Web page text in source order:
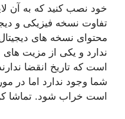
خود نصب کنید که به آن
تفاوت نسخه فیزیکی و
محتوای نسخه های
ندارد و یکی از مزیت
است که تاریخ انقضا
شما وجود ندارد اما در
است خراب شود. تماشا